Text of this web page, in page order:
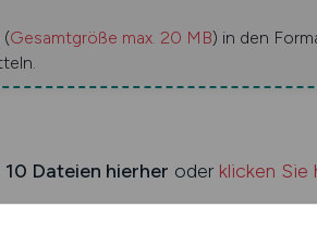
(Gesamtgröße max. 20 MB) in den
10 Dateien hierher oder klicken Sie